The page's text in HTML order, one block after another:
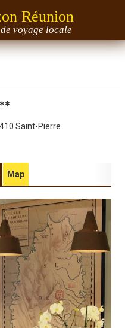
Réunion
voyage locale
Saint-Pierre
Map